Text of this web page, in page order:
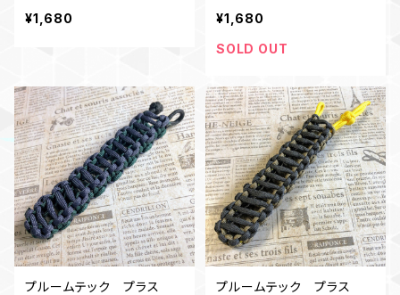
¥1,680
¥1,680
SOLD OUT
プルームテック プラス
プルームテック プラス